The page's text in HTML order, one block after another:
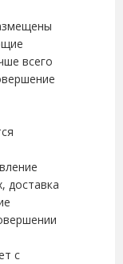
всего
доставка
с